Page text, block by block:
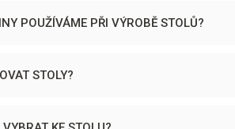
POUŽÍVÁME PŘI VÝROBĚ STOLŮ?
STOLY?